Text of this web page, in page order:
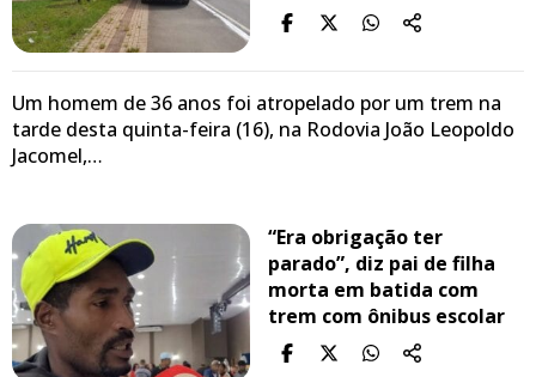
Um homem de 36 anos foi atropelado por um trem na
tarde desta quinta-feira (16), na Rodovia João Leopoldo
Jacomel,…
“Era obrigação ter
parado”, diz pai de filha
morta em batida com
trem com ônibus escolar